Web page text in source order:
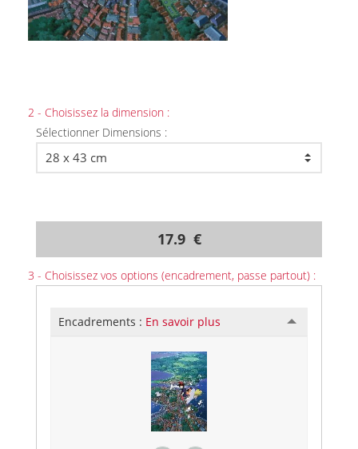
2 - Choisissez la dimension :
Sélectionner Dimensions :
17.9 €
3 - Choisissez vos options (encadrement, passe partout) :
Encadrements : En savoir plus